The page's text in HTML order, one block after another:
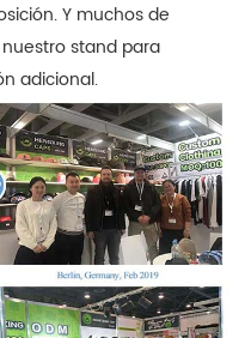
Y muchos de
stand para
adicional.